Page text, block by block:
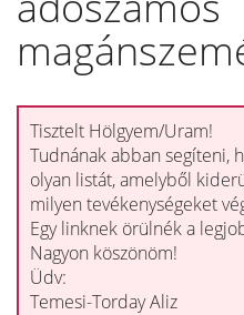
Állás
Tisztelt Hölgyem/Uram!
Tudnának abban segíteni,
olyan listát, amelyből
milyen tevékenységeket
Egy linknek örülnék a
Nagyon köszönöm!
Üdv:
Temesi-Torday Aliz